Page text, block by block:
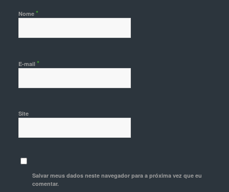
Nome *
E-mail *
Site
Salvar meus dados neste navegador para a próxima vez que eu
comentar.